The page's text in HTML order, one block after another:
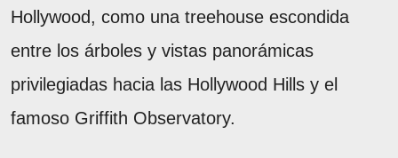
Hollywood, como una treehouse escondida
entre los árboles y vistas panorámicas
privilegiadas hacia las Hollywood Hills y el
famoso Griffith Observatory.